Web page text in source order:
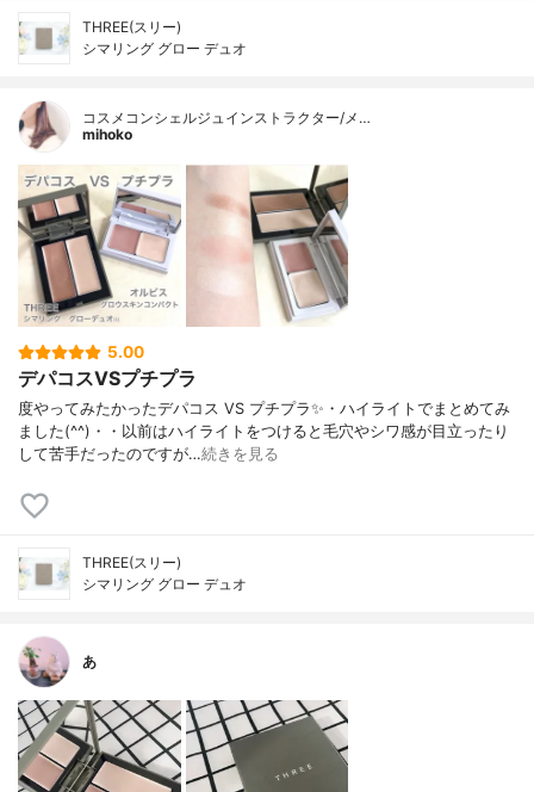
THREE(スリー)
シマリング グロー デュオ
コスメコンシェルジュインストラクター/メ…
mihoko
5.00
デパコスVSプチプラ
度やってみたかったデパコス VS プチプラ✨・ハイライトでまとめてみ
ました(^^)・・以前はハイライトをつけると毛穴やシワ感が目立ったり
して苦手だったのですが…続きを見る
THREE(スリー)
シマリング グロー デュオ
あ